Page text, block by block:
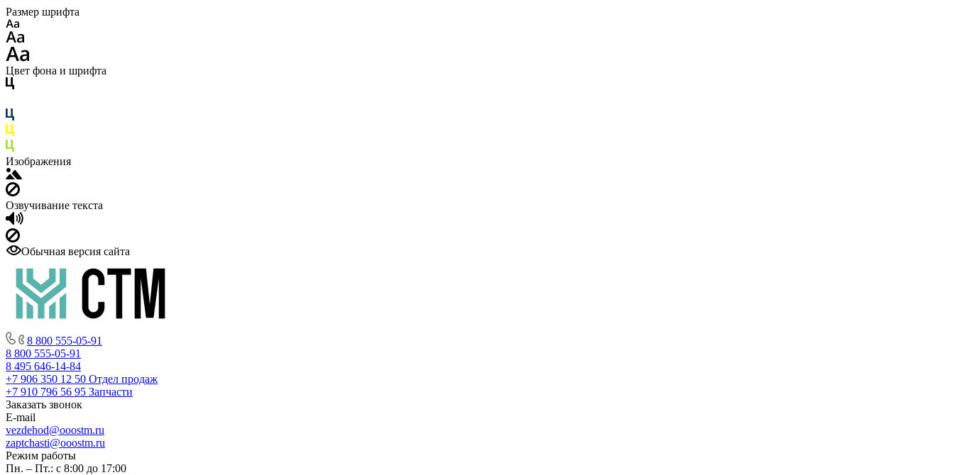
Размер шрифта
Цвет фона и шрифта
Изображения
Озвучивание текста
Обычная версия сайта
8 800 555-05-91
8 800 555-05-91
8 495 646-14-84
+7 906 350 12 50 Отдел продаж
+7 910 796 56 95 Запчасти
Заказать звонок
E-mail
vezdehod@ooostm.ru
zaptchasti@ooostm.ru
Режим работы
Пн. – Пт.: с 8:00 до 17:00